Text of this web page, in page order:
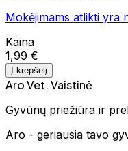
Mokėjimams atlikti yra
Kaina
1,99 €
Į krepšelį
Aro Vet. Vaistinė
Gyvūnų priežiūra ir
Aro - geriausia tavo